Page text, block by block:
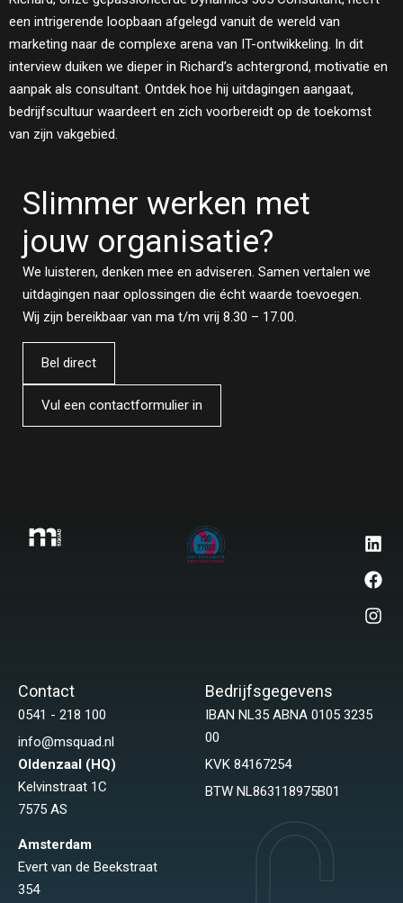
een intrigerende loopbaan afgelegd vanuit de wereld van
marketing naar de complexe arena van IT-ontwikkeling. In dit
interview duiken we dieper in Richard’s achtergrond, motivatie en
aanpak als consultant. Ontdek hoe hij uitdagingen aangaat,
bedrijfscultuur waardeert en zich voorbereidt op de toekomst
van zijn vakgebied.
Slimmer werken met
jouw organisatie?
We luisteren, denken mee en adviseren. Samen vertalen we
uitdagingen naar oplossingen die écht waarde toevoegen.
Wij zijn bereikbaar van ma t/m vrij 8.30 – 17.00.
Bel direct
Vul een contactformulier in
Contact
0541 - 218 100
info@msquad.nl
Oldenzaal (HQ)
Kelvinstraat 1C
7575 AS
Amsterdam
Evert van de Beekstraat
354
Bedrijfsgegevens
IBAN NL35 ABNA 0105 3235
00
KVK 84167254
BTW NL863118975B01